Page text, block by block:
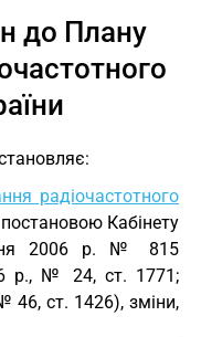
до Плану
радіочастотного
Кабінету
2006 р. № 815
р., № 24, ст. 1771;
46, ст. 1426), зміни,